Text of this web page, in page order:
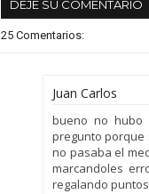
DEJE SU COMENTARIO
25 Comentarios:
Juan Carlos
bueno no hubo
pregunto porque
no pasaba el
marcandoles
regalando